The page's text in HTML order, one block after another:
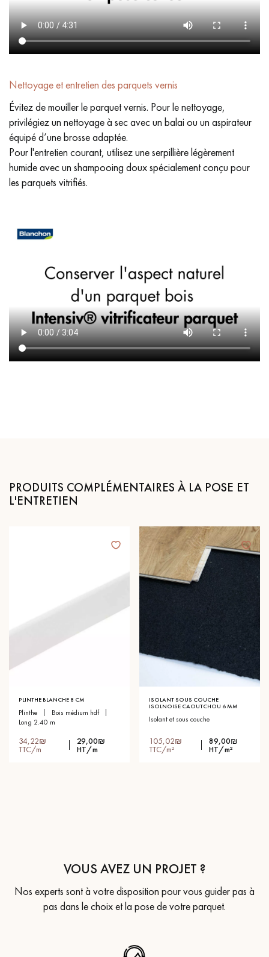
Nettoyage et entretien des parquets vernis
Évitez de mouiller le parquet vernis. Pour le nettoyage,
privilégiez un nettoyage à sec avec un balai ou un aspirateur
équipé d’une brosse adaptée.
Pour l'entretien courant, utilisez une serpillière légèrement
humide avec un shampooing doux spécialement conçu pour
les parquets vitrifiés.
PRODUITS COMPLÉMENTAIRES À LA POSE ET
L'ENTRETIEN
PLINTHE BLANCHE 8 CM
plinthe
bois médium hdf
long 2.40 m
34,22₪
TTC/m
29,00₪
HT/m
ISOLANT SOUS COUCHE
ISOLNOISE CAOUTCHOU 6 MM
isolant et sous couche
105,02₪
TTC/m²
89,00₪
HT/m²
VOUS AVEZ UN PROJET ?
Nos experts sont à votre disposition pour vous guider pas à
pas dans le choix et la pose de votre parquet.